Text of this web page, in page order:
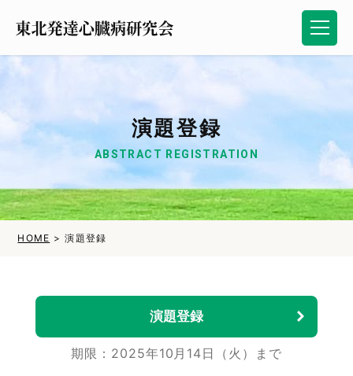
演題登録
ABSTRACT REGISTRATION
HOME 演題登録
演題登録
期限：2025年10月14日（火）まで